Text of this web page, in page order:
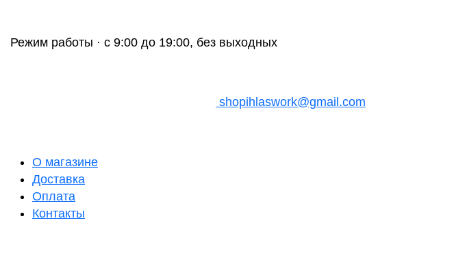
Режим работы · с 9:00 до 19:00, без выходных
shopihlaswork@gmail.com
О магазине
Доставка
Оплата
Контакты